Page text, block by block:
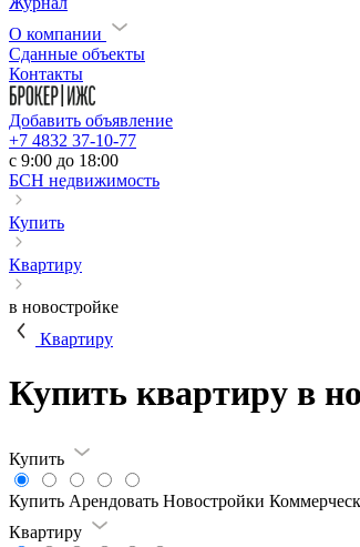
О компании
Сданные объекты
Контакты
Добавить объявление
+7 4832 37-10-77
c 9:00 до 18:00
БСН недвижимость
Купить
Квартиру
в новостройке
Квартиру
Купить квартиру в
Купить
Купить Арендовать Новостройки
Квартиру